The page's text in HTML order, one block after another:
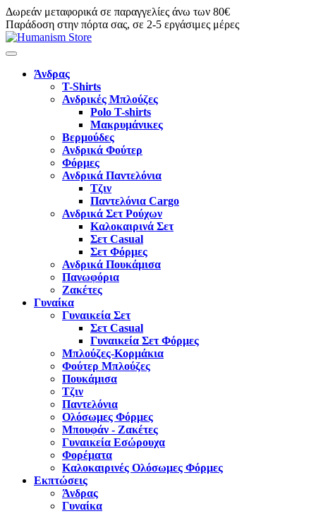
Δωρεάν μεταφορικά σε παραγγελίες άνω των 80€
Παράδοση στην πόρτα σας, σε 2-5 εργάσιμες μέρες
Άνδρας
T-Shirts
Ανδρικές Μπλούζες
Polo T-shirts
Μακρυμάνικες
Βερμούδες
Ανδρικά Φούτερ
Φόρμες
Ανδρικά Παντελόνια
Τζιν
Παντελόνια Cargo
Ανδρικά Σετ Ρούχων
Καλοκαιρινά Σετ
Σετ Casual
Σετ Φόρμες
Ανδρικά Πουκάμισα
Πανωφόρια
Ζακέτες
Γυναίκα
Γυναικεία Σετ
Σετ Casual
Γυναικεία Σετ Φόρμες
Μπλούζες-Κορμάκια
Φούτερ Μπλούζες
Πουκάμισα
Τζιν
Παντελόνια
Ολόσωμες Φόρμες
Μπουφάν - Ζακέτες
Γυναικεία Εσώρουχα
Φορέματα
Καλοκαιρινές Ολόσωμες Φόρμες
Εκπτώσεις
Άνδρας
Γυναίκα